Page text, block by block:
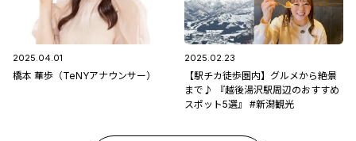
2025.04.01
橋本 華歩（TeNYアナウンサー）
2025.02.23
【駅チカ徒歩圏内】グルメから絶景
まで♪ 『越後湯沢駅周辺のおすすめ
スポット5選』 #新潟観光